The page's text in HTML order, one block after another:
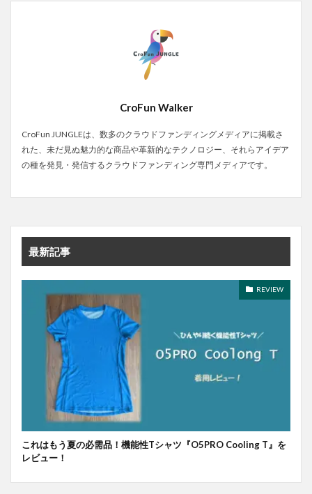
CroFun Walker
CroFun JUNGLEは、数多のクラウドファンディングメディアに掲載さ
れた、未だ見ぬ魅力的な商品や革新的なテクノロジー、それらアイデア
の種を発見・発信するクラウドファンディング専門メディアです。
最新記事
REVIEW
これはもう夏の必需品！機能性Tシャツ『O5PRO Cooling T』を
レビュー！